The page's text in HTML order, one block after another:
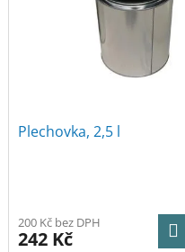
Plechovka, 2,5 l
200 Kč bez DPH
242 Kč